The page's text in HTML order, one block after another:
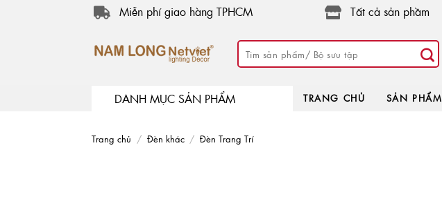
Miễn phí giao hàng TPHCM Tất cả sản phầm
Tìm
kiếm:
DANH MỤC SẢN PHẨM TRANG CHỦ SẢN PHẨM
Trang chủ / Đèn khác / Đèn Trang Trí